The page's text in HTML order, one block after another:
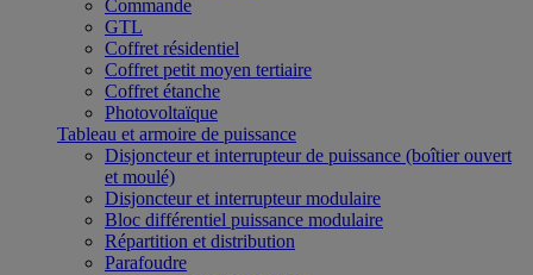
Commande
GTL
Coffret résidentiel
Coffret petit moyen tertiaire
Coffret étanche
Photovoltaïque
Tableau et armoire de puissance
Disjoncteur et interrupteur de puissance (boîtier ouvert
et moulé)
Disjoncteur et interrupteur modulaire
Bloc différentiel puissance modulaire
Répartition et distribution
Parafoudre